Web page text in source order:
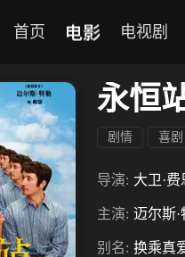
首页 电影 电视剧
永恒
剧情 喜剧
导演: 大卫·费
主演: 迈尔斯·
别名: 换乘真